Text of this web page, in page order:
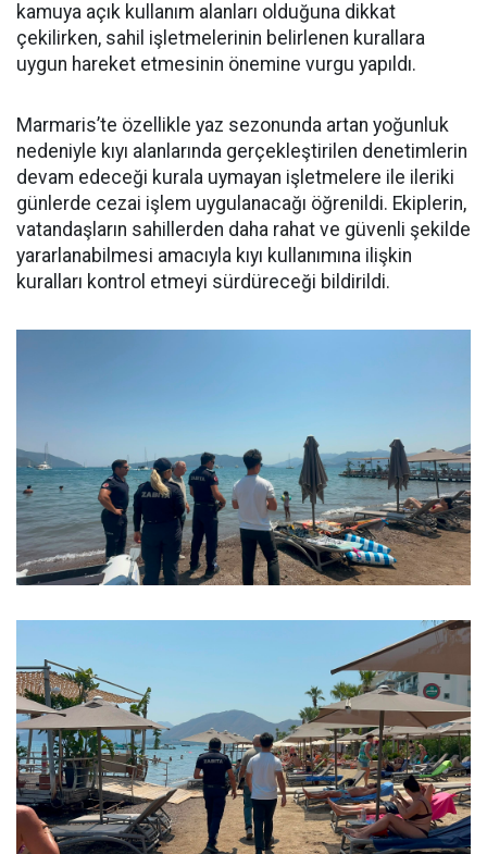
kamuya açık kullanım alanları olduğuna dikkat
çekilirken, sahil işletmelerinin belirlenen kurallara
uygun hareket etmesinin önemine vurgu yapıldı.
Marmaris’te özellikle yaz sezonunda artan yoğunluk
nedeniyle kıyı alanlarında gerçekleştirilen denetimlerin
devam edeceği kurala uymayan işletmelere ile ileriki
günlerde cezai işlem uygulanacağı öğrenildi. Ekiplerin,
vatandaşların sahillerden daha rahat ve güvenli şekilde
yararlanabilmesi amacıyla kıyı kullanımına ilişkin
kuralları kontrol etmeyi sürdüreceği bildirildi.